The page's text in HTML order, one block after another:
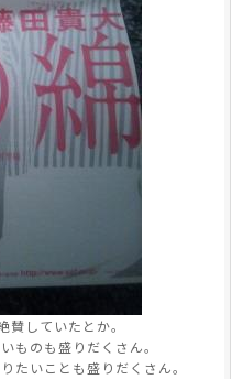
していたとか。
ものも盛りだくさん。
たいことも盛りだくさん。